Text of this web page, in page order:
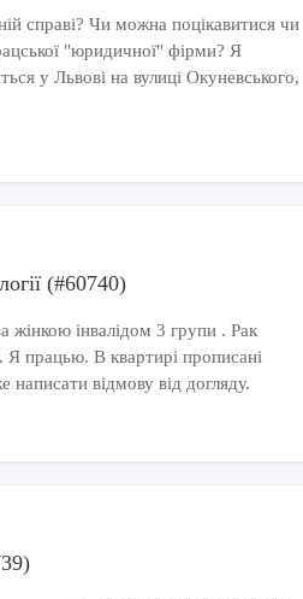
справі? Чи можна поцікавитися чи
"юридичної" фірми? Я
у Львові на вулиці Окуневського,
(#60740)
жінкою інвалідом 3 групи . Рак
Я працью. В квартирі прописані
відмову від догляду.